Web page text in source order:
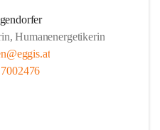
Humanenergetikerin